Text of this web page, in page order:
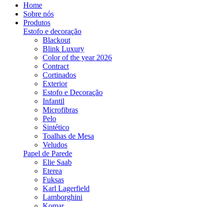
Home
Sobre nós
Produtos
Estofo e decoração
Blackout
Blink Luxury
Color of the year 2026
Contract
Cortinados
Exterior
Estofo e Decoração
Infantil
Microfibras
Pelo
Sintético
Toalhas de Mesa
Veludos
Papel de Parede
Elie Saab
Eterea
Fuksas
Karl Lagerfield
Lamborghini